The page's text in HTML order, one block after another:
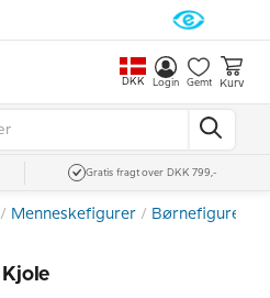
DKK Login Gemt Kurv
Gratis fragt over DKK 799,-
Menneskefigurer Børnefigurer
Kjole